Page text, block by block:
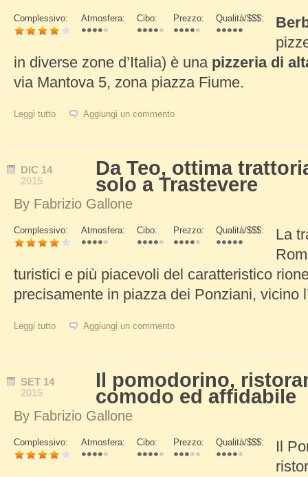
Schede Verticali
Complessivo: Atmosfera: Cibo: Prezzo: Qualità/$$$:
in diverse zone d’Italia) è una pizzeria di
via Mantova 5, zona piazza Fiume.
Leggi tutto su Berberè, ottima pizza gourmet a Roma
Aggiungi un commento
DIC 14
2015
Da Teo, ottima
solo a Trastevere
By Fabrizio Gallone
Schede Verticali
Complessivo: Atmosfera: Cibo: Prezzo: Qualità/$$$:
La
turistici e più piacevoli del caratteristico
precisamente in piazza dei Ponziani, vicino
Leggi tutto su Da Teo, ottima trattoria romana e non solo a Trastevere
Aggiungi un commento
SET 14
2015
Il pomodorino,
comodo ed affidabile
By Fabrizio Gallone
Schede Verticali
Complessivo: Atmosfera: Cibo: Prezzo: Qualità/$$$:
Il